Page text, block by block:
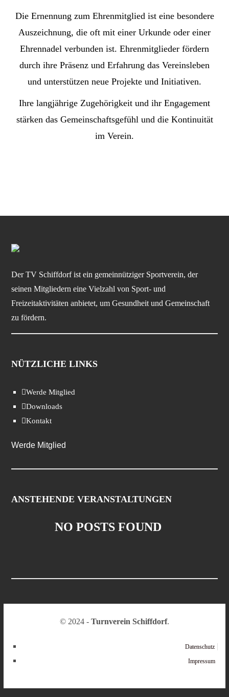
Die Ernennung zum Ehrenmitglied ist eine besondere
Auszeichnung, die oft mit einer Urkunde oder einer
Ehrennadel verbunden ist. Ehrenmitglieder fördern
durch ihre Präsenz und Erfahrung das Vereinsleben
und unterstützen neue Projekte und Initiativen.
Ihre langjährige Zugehörigkeit und ihr Engagement
stärken das Gemeinschaftsgefühl und die Kontinuität
im Verein.
Der TV Schiffdorf ist ein gemeinnütziger Sportverein, der
seinen Mitgliedern eine Vielzahl von Sport- und
Freizeitaktivitäten anbietet, um Gesundheit und Gemeinschaft
zu fördern.
NÜTZLICHE LINKS
Werde Mitglied
Downloads
Kontakt
Werde Mitglied
ANSTEHENDE VERANSTALTUNGEN
NO POSTS FOUND
© 2024 - Turnverein Schiffdorf.
Datenschutz
Impressum